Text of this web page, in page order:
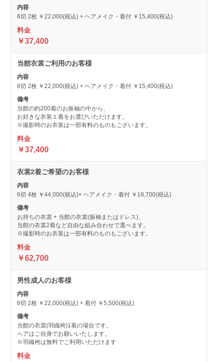
6切 2枚 ￥22,000(税込) + ヘアメイク・着付 ￥15,400(税込)
￥37,400
当館衣裳ご利用のお客様
6切 2枚 ￥22,000(税込) + ヘアメイク・着付 ￥15,400(税込)
当館の約200着のお振袖の中から、
お好きな衣装１着をお選びいただけます。
※撮影時のお衣装は一部有料のものもございます。
￥37,400
衣裳2着ご希望のお客様
6切 4枚 ￥44,000(税込)+ ヘアメイク・着付 ￥18,700(税込)
お持ちの衣裳 + 当館の衣裳(振袖またはドレス)、
当館の衣裳2着など自由な組み合わせで選べます。
※撮影時のお衣装は一部有料のものもございます。
￥62,700
男性成人のお客様
6切 2枚 ￥22,000(税込) + 着付 ￥5,500(税込)
当館の衣裳(羽織袴)1着の場合です。
ヘアはご自身でお願いいたします。
※羽織袴は無料でご利用いただけます